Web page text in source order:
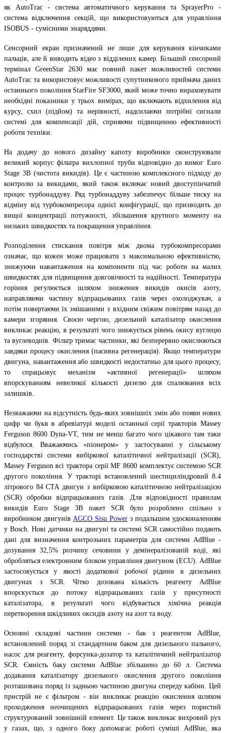
як AutoTrac - система автоматичного керування та SprayerPro -
система відключення секцій, що використовуються для управління
ISOBUS - сумісними знаряддями.
Сенсорний екран призначений не лише для керування кінчиками
пальців, але й виводить відео з відділених камер. Більший сенсорний
термінал GreenStar 2630 має повний пакет можливостей системи
AutoTrac та використовує можливості супутникового приймача даних
останнього покоління StarFire SF3000, який може точно вираховувати
необхідні показники у трьох вимірах, що включають відхилення від
курсу, схил (підйом) та нерівності, надсилаючи потрібні сигнали
системі для компенсації дій, сприяючи підвищенню ефективності
роботи техніки.
На додачу до нового дизайну капоту виробники сконструювали
великий корпус фільтра вихлопної труби відповідно до вимог Euro
Stage 3B (чистота викидів). Це є частиною комплексного підходу до
контролю за викидами, який також включає новий двоступінчатий
процес турбонаддуву. Ряд турбонаддуву забезпечує більше тиску на
відміну від турбокомпресора однієї конфігурації, що призводить до
вищої концентрації потужності, збільшення крутного моменту на
низьких швидкостях та покращення управління.
Розподілення стискання повітря між двома турбокомпресорами
означає, що кожен може працювати з максимальною ефективністю,
знижуючи навантаження на компоненти під час роботи на малих
швидкостях для підвищення довговічності та надійності. Температура
горіння регулюється шляхом зниження викидів окисів азоту,
направляючи частину відпрацьованих газів через охолоджувач, а
потім повертаючи їх змішаними з вхідним свіжим повітрям назад до
камери згоряння. Своєю чергою, дизельний каталізатор окислення
викликає реакцію, в результаті чого знижується рівень окису вуглецю
та вуглеводнів. Фільтр тримає частинки, які безперервно окислюються
завдяки процесу окислення (пасивна регенерація). Якщо температури
двигуна, навантаження або швидкості недостатньо для цього процесу,
то спрацьовує механізм «активної регенерації» шляхом
впорскуванням невеликої кількості дизелю для спалювання всіх
залишків.
Незважаючи на відсутність будь-яких зовнішніх змін або появи нових
цифр чи букв в абревіатурі моделі останньої серії тракторів Massey
Ferguson 8600 Dyna-VT, тим не менш багато чого цікавого там таки
відбулося. Вважаючись «піонером» у застосуванні у сільському
господарстві системи вибіркової каталітичної нейтралізації (SCR),
Massey Ferguson всі трактора серії MF 8600 комплектує системою SCR
другого покоління. У тракторі встановлений шестициліндровий 8.4
літрового 84 СТА двигун з вибірковою каталітичною нейтралізацією
(SCR) обробки відпрацьованих газів. Для відповідності правилам
викидів Euro Stage 3В пакет SCR було розроблено спільно з
виробником двигунів AGCO Sisu Powerз подальшим удосконаленням
у Bosch. Нові датчики на двигуні та системі SCR самостійно подають
дані для визначення контрольних параметрів для системи AdBlue -
дозування 32,5% розчину сечовини у демінералізованій воді, які
обробляться електронним блоком управління двигуном (ECU). AdBlue
застосовується у якості додаткової робочої рідини в дизельних
двигунах з SCR. Чітко дозована кількість реагенту AdBlue
впорскується до потоку відпрацьованих газів у присутності
каталізатора, в результаті чого відбувається хімічна реакція
перетворення шкідливих оксидів азоту на азот та воду.
Основні складові частини системи - бак з реагентом AdBlue,
встановлений поряд зі стандартним баком для дизельного пального,
насос для реагенту, форсунка-дозатор та каталітичний нейтралізатор
SCR. Ємність баку системи AdBlue збільшено до 60 л. Система
додавання каталізатору дизельного окислення другого покоління
розташована поряд із задньою частиною двигуна спереду кабіни. Цей
пристрій не є фільтром - він викликає реакцію окислення шляхом
проходження неочищених відпрацьованих газів через пористий
структурований зовнішній елемент. Це також викликає вихровий рух
у газах, що, з одного боку допомагає роботі суміші AdBlue, яка